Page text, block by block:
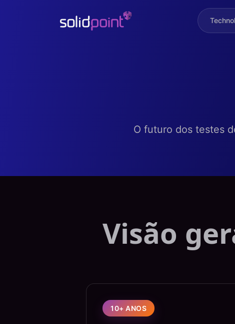
O futuro dos testes
Visão
10+ ANOS